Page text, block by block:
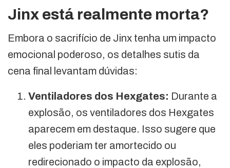
Jinx está realmente morta?
Embora o sacrifício de Jinx tenha um impacto
emocional poderoso, os detalhes sutis da
cena final levantam dúvidas:
Ventiladores dos Hexgates: Durante a
explosão, os ventiladores dos Hexgates
aparecem em destaque. Isso sugere que
eles poderiam ter amortecido ou
redirecionado o impacto da explosão,